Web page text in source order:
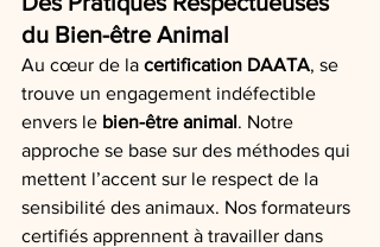
du Bien-être Animal
Au cœur de la certification DAATA, se
trouve un engagement indéfectible
envers le bien-être animal. Notre
approche se base sur des méthodes qui
mettent l’accent sur le respect de la
sensibilité des animaux. Nos formateurs
certifiés apprennent à travailler dans